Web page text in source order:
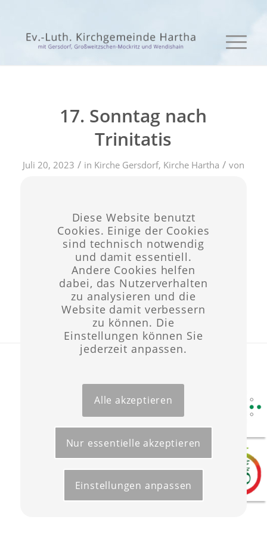
17. Sonntag nach
Trinitatis
Juli 20, 2023 / in Kirche Gersdorf, Kirche Hartha / von
Eintrag teilenDiese Website benutzt
Cookies. Einige der Cookies
sind technisch notwendig
und damit essentiell.
Andere Cookies helfen
dabei, das Nutzerverhalten
zu analysieren und die
Website damit verbessern
zu können. Die
Einstellungen können Sie
jederzeit anpassen.
Alle akzeptieren
Nur essentielle akzeptieren
Einstellungen anpassen